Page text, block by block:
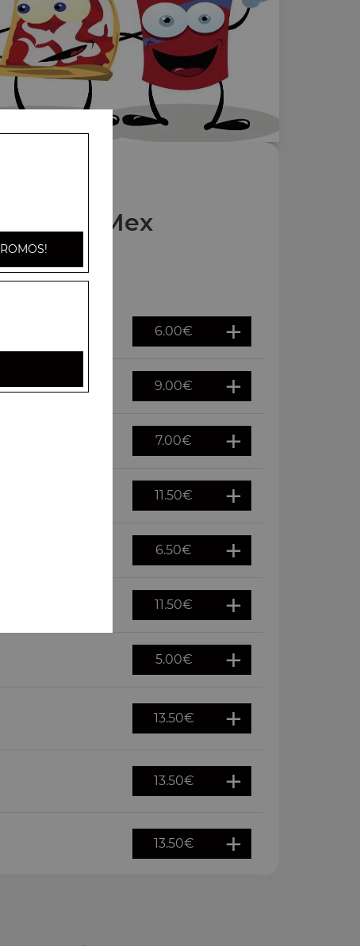
Nos Tes Mex
6.00€
9.00€
7.00€
11.50€
6.50€
11.50€
5.00€
13.50€
13.50€
13.50€